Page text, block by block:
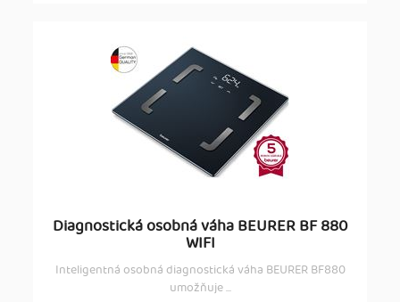
Diagnostická osobná váha BEURER BF 880
WIFI
Inteligentná osobná diagnostická váha BEURER BF880
umožňuje ...